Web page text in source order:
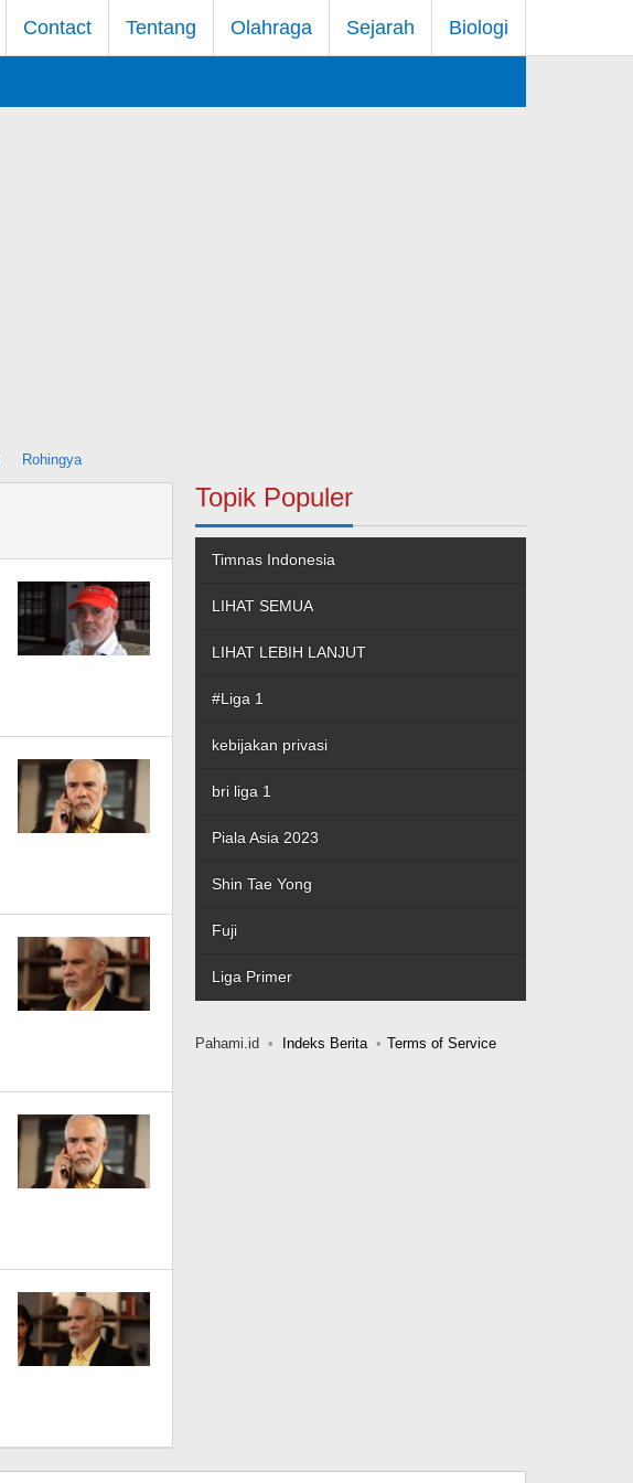
Contact Tentang Olahraga Sejarah Biologi
Rohingya
Topik Populer
Timnas Indonesia
LIHAT SEMUA
LIHAT LEBIH LANJUT
#Liga 1
kebijakan privasi
bri liga 1
Piala Asia 2023
Shin Tae Yong
Fuji
Liga Primer
Pahami.id Indeks Berita Terms of Service